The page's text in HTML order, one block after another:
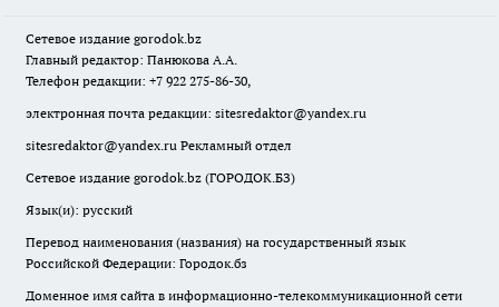
Сетевое издание gorodok.bz
Главный редактор: Панюкова А.А.
Телефон редакции: +7 922 275-86-30,
электронная почта редакции: sitesredaktor@yandex.ru
sitesredaktor@yandex.ru Рекламный отдел
Сетевое издание gorodok.bz (ГОРОДОК.БЗ)
Язык(и): русский
Перевод наименования (названия) на государственный язык
Российской Федерации: Городок.бз
Доменное имя сайта в информационно-телекоммуникационной сети